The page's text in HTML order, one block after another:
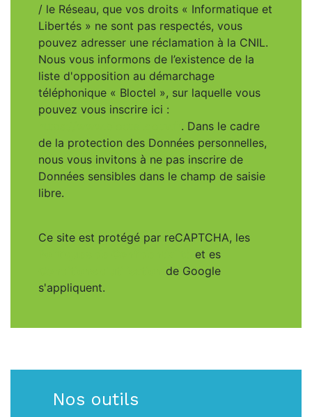
/ le Réseau, que vos droits « Informatique et
Libertés » ne sont pas respectés, vous
pouvez adresser une réclamation à la CNIL.
Nous vous informons de l’existence de la
liste d'opposition au démarchage
téléphonique « Bloctel », sur laquelle vous
pouvez vous inscrire ici :
. Dans le cadre
de la protection des Données personnelles,
nous vous invitons à ne pas inscrire de
Données sensibles dans le champ de saisie
libre.
Ce site est protégé par reCAPTCHA, les
et es
de Google
s'appliquent.
Nos outils